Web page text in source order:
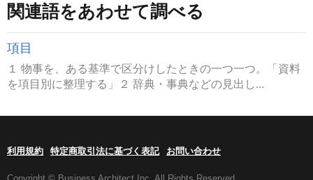
関連語をあわせて調べる
項目
１ 物事を、ある基準で区分けしたときの一つ一つ。「資料
を項目別に整理する」２ 辞典・事典などの見出し...
利用規約 特定商取引法に基づく表記 お問い合わせ
Copyright © Business Architect Inc. All Rights Reserved.